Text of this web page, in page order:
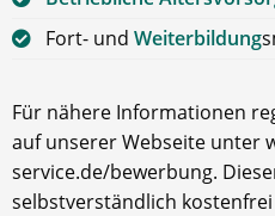
Fort- und Weiterbildung
Für nähere Informationen
auf unserer Webseite unter
service.de/bewerbung.
selbstverständlich